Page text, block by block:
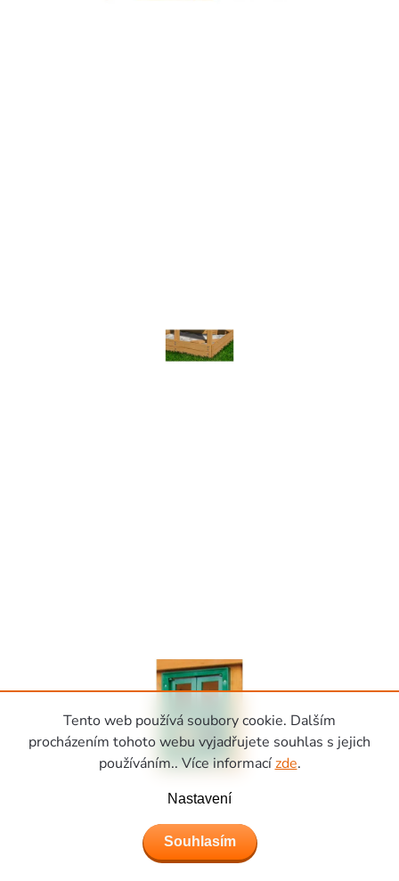
Tento web používá soubory cookie. Dalším
procházením tohoto webu vyjadřujete souhlas s jejich
používáním.. Více informacízde.
Nastavení
Souhlasím